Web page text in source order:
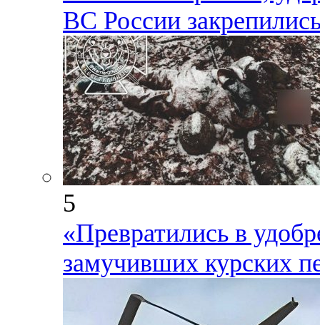
ВС России
5
«Превратились в
замучивших курских